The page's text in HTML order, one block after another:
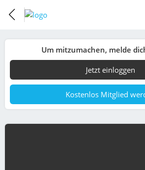
Um mitzumachen, melde
Jetzt einloggen
Kostenlos Mitglied